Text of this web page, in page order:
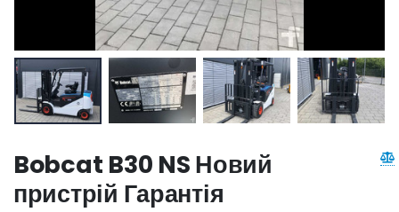
Bobcat B30 NS Новий
пристрій Гарантія